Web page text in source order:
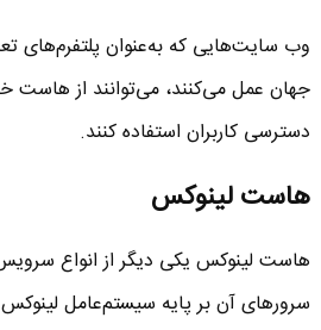
وب‌ سایت‌هایی که به‌عنوان پلتفرم‌های
جهان عمل می‌کنند، می‌توانند از هاست
دسترسی کاربران استفاده کنند.
هاست لینوکس
هاست لینوکس یکی دیگر از انواع
سرورهای آن بر پایه سیستم‌عامل